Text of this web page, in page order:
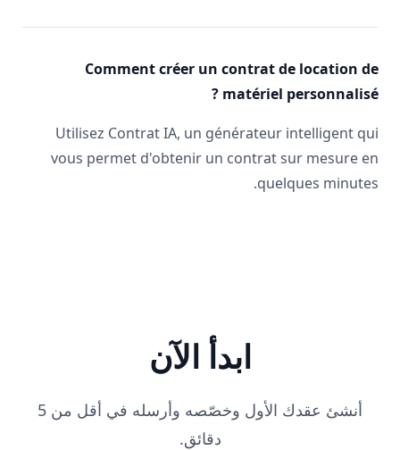
Comment créer un contrat de location de
matériel personnalisé ?
Utilisez Contrat IA, un générateur intelligent qui
vous permet d'obtenir un contrat sur mesure en
quelques minutes.
ابدأ الآن
أنشئ عقدك الأول وخصّصه وأرسله في أقل من 5
دقائق.